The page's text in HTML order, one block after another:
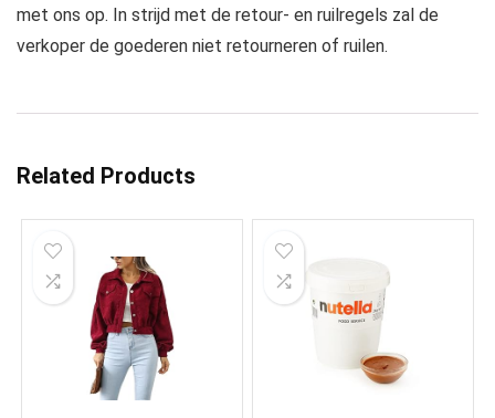
met ons op. In strijd met de retour- en ruilregels zal de
verkoper de goederen niet retourneren of ruilen.
Related Products